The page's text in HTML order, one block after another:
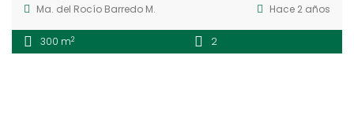
Ma. del Rocío Barredo M.
Hace 2 años
300 m2 2